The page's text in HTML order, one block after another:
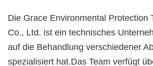
Die Grace Environmental Protection
Co., Ltd. ist ein technisches
auf die Behandlung verschiedener
spezialisiert hat.Das Team verfügt